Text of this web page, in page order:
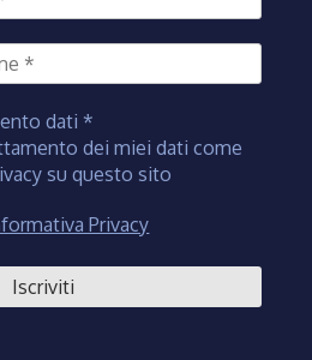
dati *
dei miei dati come
su questo sito
Privacy